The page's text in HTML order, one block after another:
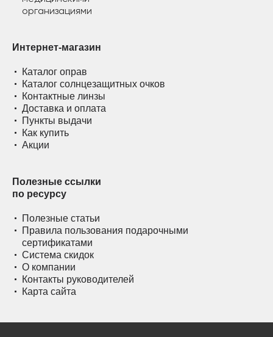
Интернет-магазин
Каталог оправ
Каталог солнцезащитных очков
Контактные линзы
Доставка и оплата
Пункты выдачи
Как купить
Акции
Полезные ссылки
по ресурсу
Полезные статьи
Правила пользования подарочными
сертификатами
Система скидок
О компании
Контакты руководителей
Карта сайта